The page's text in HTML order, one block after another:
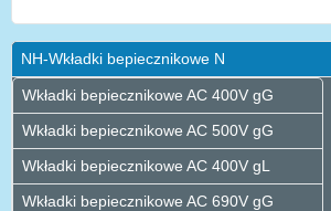
NH-Wkładki bepiecznikowe N
Wkładki bepiecznikowe AC 400V gG
Wkładki bepiecznikowe AC 500V gG
Wkładki bepiecznikowe AC 400V gL
Wkładki bepiecznikowe AC 690V gG